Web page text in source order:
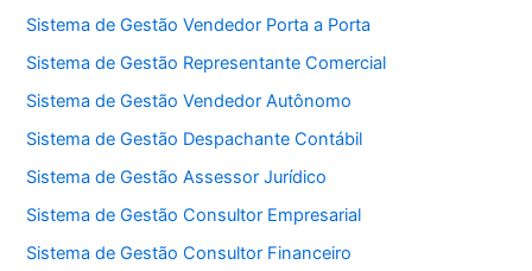
Sistema de Gestão Vendedor Porta a Porta
Sistema de Gestão Representante Comercial
Sistema de Gestão Vendedor Autônomo
Sistema de Gestão Despachante Contábil
Sistema de Gestão Assessor Jurídico
Sistema de Gestão Consultor Empresarial
Sistema de Gestão Consultor Financeiro